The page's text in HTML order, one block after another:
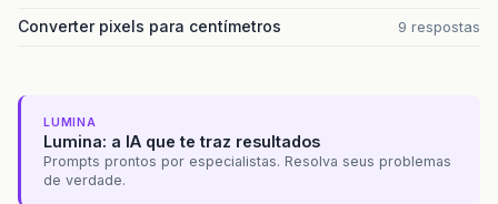
Converter pixels para centímetros 9 respostas
LUMINA
Lumina: a IA que te traz resultados
Prompts prontos por especialistas. Resolva seus problemas
de verdade.